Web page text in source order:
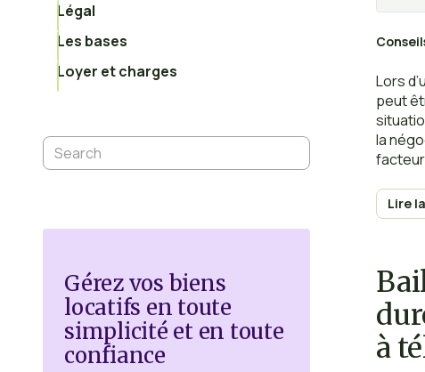
Légal
Les bases
Loyer et charges
Gérez vos biens
locatifs en toute
simplicité et en toute
confiance
Lors
peut
la
Lire
à